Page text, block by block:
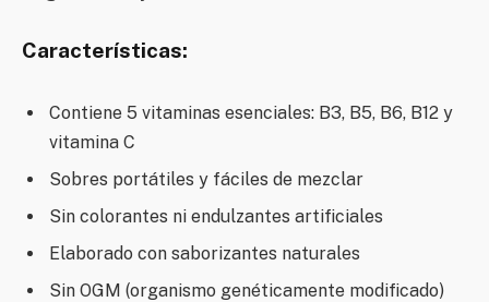
Características:
Contiene 5 vitaminas esenciales: B3, B5, B6, B12 y
vitamina C
Sobres portátiles y fáciles de mezclar
Sin colorantes ni endulzantes artificiales
Elaborado con saborizantes naturales
Sin OGM (organismo genéticamente modificado)